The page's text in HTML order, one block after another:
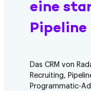
eine
Das CRM von
Recruiting,
Programmatic-